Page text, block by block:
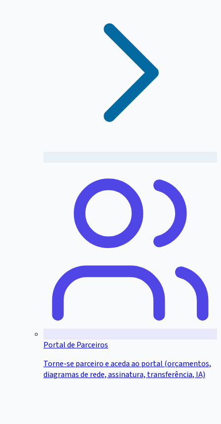
Portal de Parceiros
Torne-se parceiro e aceda ao portal (orçamentos,
diagramas de rede, assinatura, transferência, IA)